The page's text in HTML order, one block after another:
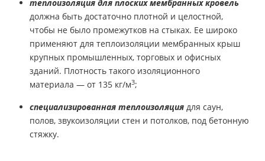
теплоизоляция для плоских мембранных кровель
должна быть достаточно плотной и целостной,
чтобы не было промежутков на стыках. Ее широко
применяют для теплоизоляции мембранных крыш
крупных промышленных, торговых и офисных
зданий. Плотность такого изоляционного
материала — от 135 кг/м3;
специализированная теплоизоляция для саун,
полов, звукоизоляции стен и потолков, под бетонную
стяжку.